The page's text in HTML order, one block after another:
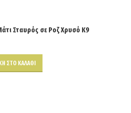
Σταυρός σε Ροζ Χρυσό Κ9
ΣΤΟ ΚΑΛΆΘΙ